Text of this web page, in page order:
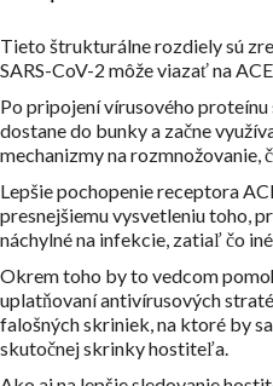
Tieto štrukturálne rozdiely sú
SARS-CoV-2 môže viazať na
Po pripojení vírusového proteínu
dostane do bunky a začne
mechanizmy na rozmnožovanie,
Lepšie pochopenie receptora
presnejšiemu vysvetleniu toho,
náchylné na infekcie, zatiaľ čo
Okrem toho by to vedcom
uplatňovaní antivírusových
falošných skriniek, na ktoré by
skutočnej skrinky hostiteľa.